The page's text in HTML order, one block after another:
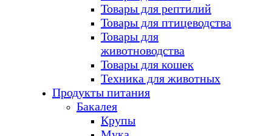
Товары для рептилий
Товары для птицеводства
Товары для
животноводства
Товары для кошек
Техника для животных
Продукты питания
Бакалея
Крупы